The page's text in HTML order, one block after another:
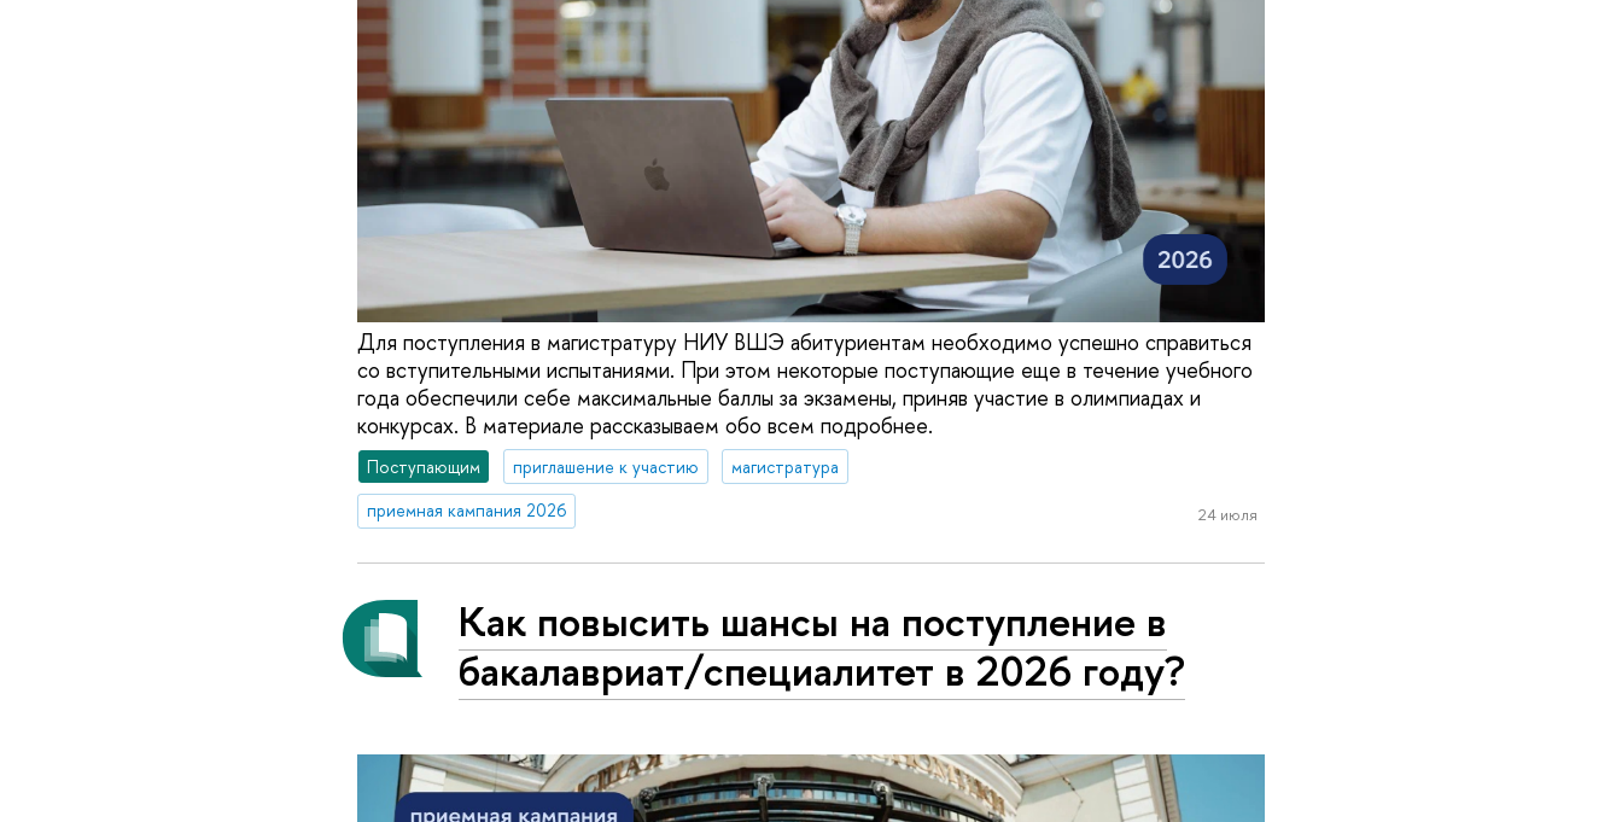
Для поступления в магистратуру НИУ ВШЭ абитуриентам необходимо успешно справиться
со вступительными испытаниями. При этом некоторые поступающие еще в течение учебного
года обеспечили себе максимальные баллы за экзамены, приняв участие в олимпиадах и
конкурсах. В материале рассказываем обо всем подробнее.
Поступающим приглашение к участию
магистратура
приемная кампания 2026
24 июля
Как повысить шансы на поступление в
бакалавриат/специалитет в 2026 году?